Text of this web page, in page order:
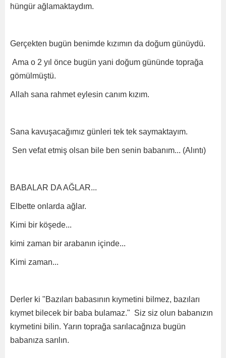
hüngür ağlamaktaydım.
Gerçekten bugün benimde kızımın da doğum günüydü.
Ama o 2 yıl önce bugün yani doğum gününde toprağa
gömülmüştü.
Allah sana rahmet eylesin canım kızım.
Sana kavuşacağımız günleri tek tek saymaktayım.
Sen vefat etmiş olsan bile ben senin babanım... (Alıntı)
BABALAR DA AĞLAR...
Elbette onlarda ağlar.
Kimi bir köşede...
kimi zaman bir arabanın içinde...
Kimi zaman...
Derler ki "Bazıları babasının kıymetini bilmez, bazıları
kıymet bilecek bir baba bulamaz." Siz siz olun babanızın
kıymetini bilin. Yarın toprağa sarılacağnıza bugün
babanıza sarılın.